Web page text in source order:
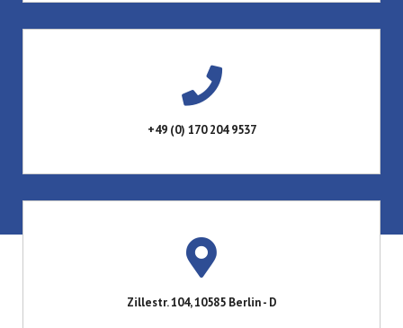
+49 (0) 170 204 9537
Zillestr. 104, 10585 Berlin - D